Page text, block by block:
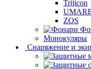
Trijicon
ZOS
Монокуляры
Снаряжение и